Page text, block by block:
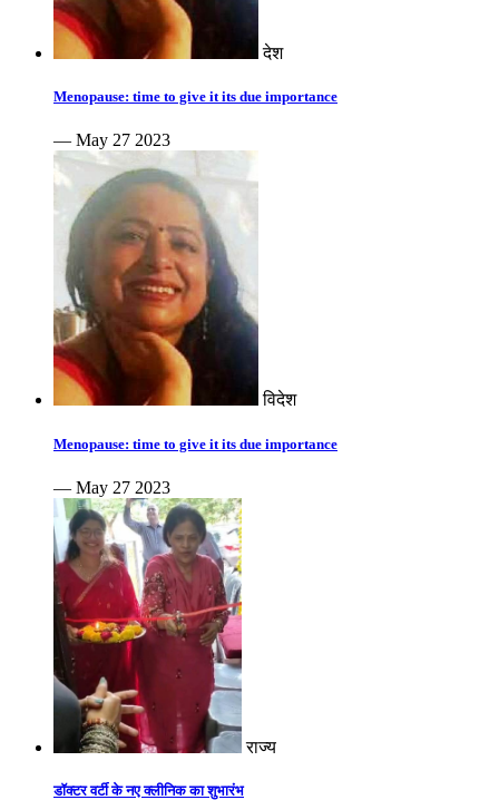
देश
Menopause: time to give it its due importance
— May 27 2023
विदेश
Menopause: time to give it its due importance
— May 27 2023
राज्य
डॉक्टर वर्टी के नए क्लीनिक का शुभारंभ